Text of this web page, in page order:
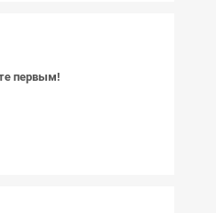
первым!